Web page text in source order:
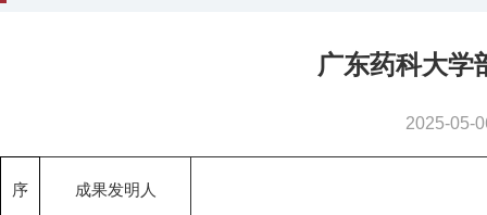
广东药科大学
2025-
序
成果发明人